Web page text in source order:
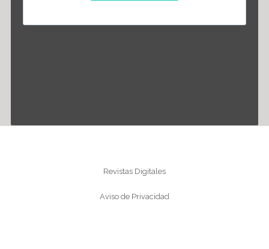
Revistas Digitales
Aviso de Privacidad